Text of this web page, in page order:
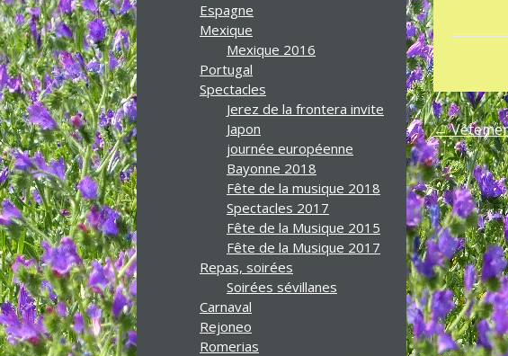
←
Espagne
Mexique
Mexique 2016
Portugal
Spectacles
Jerez de la frontera invite
Japon
journée européenne
Bayonne 2018
Fête de la musique 2018
Spectacles 2017
Fête de la Musique 2015
Fête de la Musique 2017
Repas, soirées
Soirées sévillanes
Carnaval
Rejoneo
Romerias